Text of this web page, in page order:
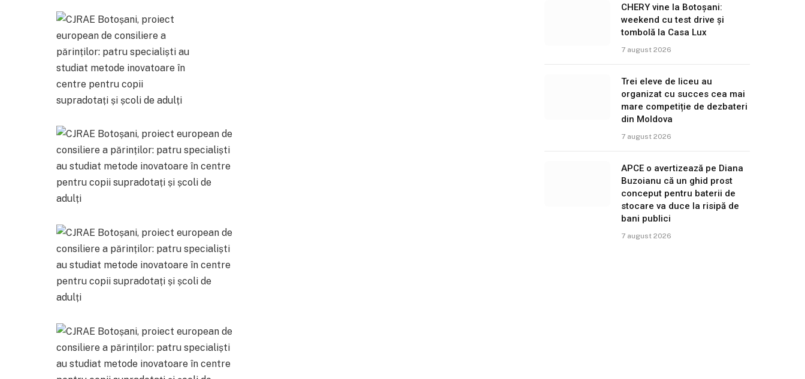
CHERY vine la Botoșani:
weekend cu test drive și
tombolă la Casa Lux
7 august 2026
Trei eleve de liceu au
organizat cu succes cea mai
mare competiție de dezbateri
din Moldova
7 august 2026
APCE o avertizează pe Diana
Buzoianu că un ghid prost
conceput pentru baterii de
stocare va duce la risipă de
bani publici
7 august 2026